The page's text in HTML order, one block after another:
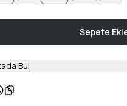
Sepete
Bul